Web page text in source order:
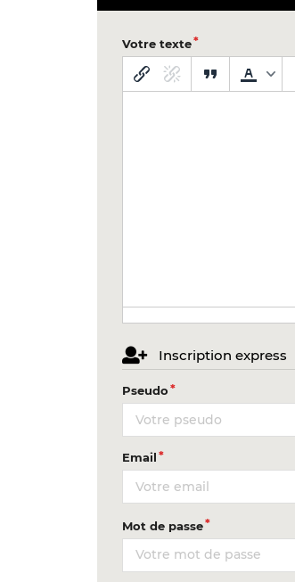
Votre texte
Inscription express
Pseudo
Email
Mot de passe